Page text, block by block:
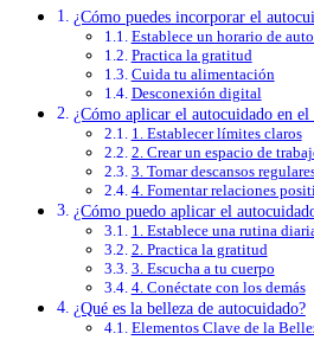
¿Cómo puedes incorporar el
Establece un horario de
Practica la gratitud
Cuida tu alimentación
Desconexión digital
¿Cómo aplicar el autocuidado en el
1. Establecer límites claros
2. Crear un espacio de
3. Tomar descansos
4. Fomentar relaciones
¿Cómo puedo aplicar el
1. Establece una rutina
2. Practica la gratitud
3. Escucha a tu cuerpo
4. Conéctate con los demás
¿Qué es la belleza de autocuidado?
Elementos Clave de la